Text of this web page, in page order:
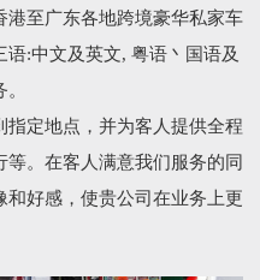
港至广东各地跨境豪华私家车
:中文及英文, 粤语丶国语及
定地点，并为客人提供全程
。在客人满意我们服务的同
好感，使贵公司在业务上更